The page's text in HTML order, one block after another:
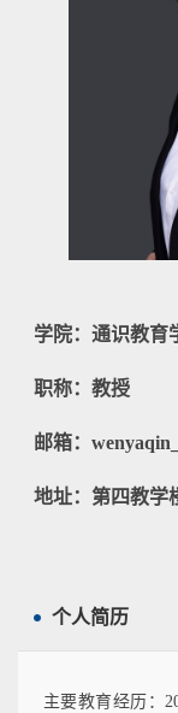
学院：通识教育
职称：教授
邮箱：
地址：第四教学
个人简历
主要教育经历：